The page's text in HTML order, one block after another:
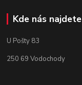
Kde nás najdete
U Pošty 83
250 69 Vodochody